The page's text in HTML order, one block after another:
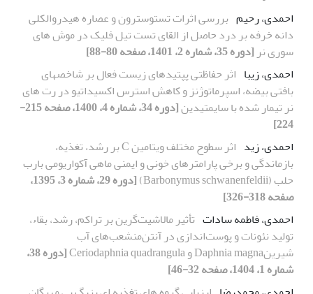
احمدی، رحیم بررسی اثرات تستوسترون و عصاره هیدروالکلی
دانه خرفه بر درد حاصل از القای تست تیل فلیک در موش های
سوری نر [دوره 35، شماره 2، 1401، صفحه 80-88]
احمدی، زیبا اثر حفاظتی پپتیدهای زیست فعال بر شاخص‏های
بافتی بیضه، اسپرماتوژنز و کاهش استرس اکسیداتیو در رت های
نر تیمار شده با سایمتیدین
[دوره 34، شماره 4، 1400، صفحه 215-
224]
احمدی، زید
اثر سطوح مختلف ویتامین C بر رشد، تغذیه،
بازماندگی و برخی پارامترهای خونی و ایمنی ماهی آکواریومی بارب
حلب (Barbonymus schwanenfeldii)
[دوره 29، شماره 3، 1395،
صفحه 318-326]
احمدی، فاطمه سادات تأثیر مالاشیت‌گرین بر تراکم، رشد، بقاء،
تولید نئونات و پوست‌اندازی در آنتن‌منشعب‌های آب
شیرینDaphnia magna و Ceriodaphnia quadrangula
[دوره 38،
شماره 1، 1404، صفحه 32-46]